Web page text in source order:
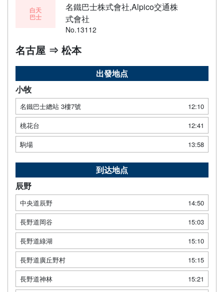
白天
巴士
名鐵巴士株式會社,Alpico交通株
式會社
No.13112
名古屋 ⇒ 松本
出發地点
小牧
名鐵巴士總站 3樓7號
12:10
桃花台
12:41
駒場
13:58
到达地点
辰野
中央道辰野
14:50
長野道岡谷
15:03
長野道綠湖
15:10
長野道廣丘野村
15:15
長野道神林
15:21